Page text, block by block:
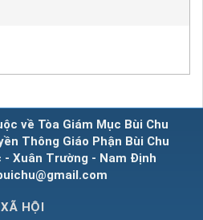
về Tòa Giám Mục Bùi Chu
Thông Giáo Phận Bùi Chu
Xuân Trường - Nam Định
HỘI